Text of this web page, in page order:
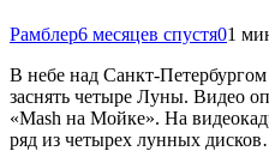
Рамблер6 месяцев спустя01
В небе над Санкт-
заснять четыре Луны. Видео
«Mash на Мойке». На
ряд из четырех лунных